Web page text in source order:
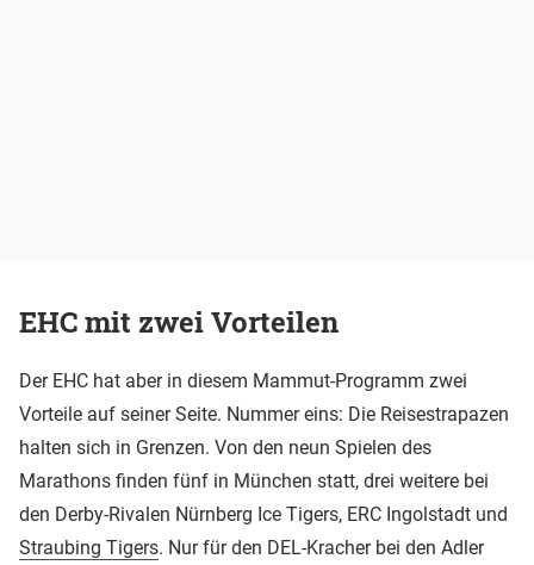
EHC mit zwei Vorteilen
Der EHC hat aber in diesem Mammut-Programm zwei
Vorteile auf seiner Seite. Nummer eins: Die Reisestrapazen
halten sich in Grenzen. Von den neun Spielen des
Marathons finden fünf in München statt, drei weitere bei
den Derby-Rivalen Nürnberg Ice Tigers, ERC Ingolstadt und
Straubing Tigers. Nur für den DEL-Kracher bei den Adler